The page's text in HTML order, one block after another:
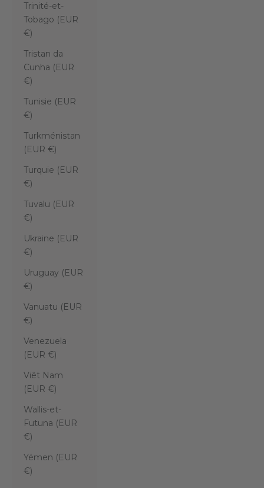
Trinité-et-
Tobago (EUR
€)
Tristan da
Cunha (EUR
€)
Tunisie (EUR
€)
Turkménistan
(EUR €)
Turquie (EUR
€)
Tuvalu (EUR
€)
Ukraine (EUR
€)
Uruguay (EUR
€)
Vanuatu (EUR
€)
Venezuela
(EUR €)
Viêt Nam
(EUR €)
Wallis-et-
Futuna (EUR
€)
Yémen (EUR
€)